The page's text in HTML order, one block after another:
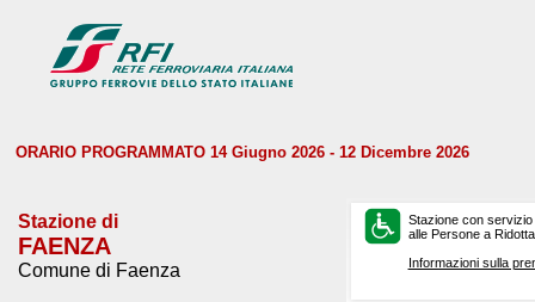
ORARIO PROGRAMMATO 14 Giugno 2026 - 12 Dicembre 2026
Stazione di
FAENZA
Comune di Faenza
Stazione con
alle Persone a
Informazioni sulla